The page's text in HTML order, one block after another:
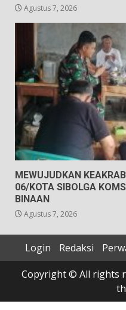
Agustus 7, 2026
MEWUJUDKAN
06/KOTA SIBOLGA
BINAAN
Agustus 7, 2026
Login Redaksi
Copyright © All rights